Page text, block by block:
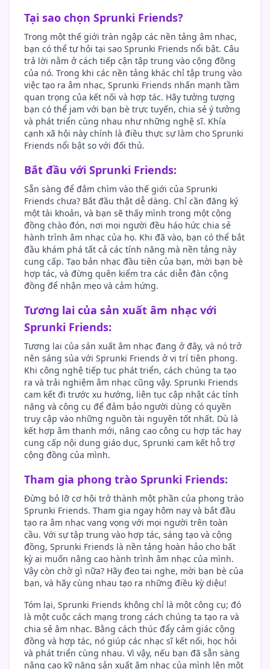
Tại sao chọn Sprunki Friends?
Trong một thế giới tràn ngập các nền tảng âm nhạc,
bạn có thể tự hỏi tại sao Sprunki Friends nổi bật. Câu
trả lời nằm ở cách tiếp cận tập trung vào cộng đồng
của nó. Trong khi các nền tảng khác chỉ tập trung vào
việc tạo ra âm nhạc, Sprunki Friends nhấn mạnh tầm
quan trọng của kết nối và hợp tác. Hãy tưởng tượng
bạn có thể jam với bạn bè trực tuyến, chia sẻ ý tưởng
và phát triển cùng nhau như những nghệ sĩ. Khía
cạnh xã hội này chính là điều thực sự làm cho Sprunki
Friends nổi bật so với đối thủ.
Bắt đầu với Sprunki Friends:
Sẵn sàng để đắm chìm vào thế giới của Sprunki
Friends chưa? Bắt đầu thật dễ dàng. Chỉ cần đăng ký
một tài khoản, và bạn sẽ thấy mình trong một cộng
đồng chào đón, nơi mọi người đều háo hức chia sẻ
hành trình âm nhạc của họ. Khi đã vào, bạn có thể bắt
đầu khám phá tất cả các tính năng mà nền tảng này
cung cấp. Tạo bản nhạc đầu tiên của bạn, mời bạn bè
hợp tác, và đừng quên kiểm tra các diễn đàn cộng
đồng để nhận mẹo và cảm hứng.
Tương lai của sản xuất âm nhạc với
Sprunki Friends:
Tương lai của sản xuất âm nhạc đang ở đây, và nó trở
nên sáng sủa với Sprunki Friends ở vị trí tiên phong.
Khi công nghệ tiếp tục phát triển, cách chúng ta tạo
ra và trải nghiệm âm nhạc cũng vậy. Sprunki Friends
cam kết đi trước xu hướng, liên tục cập nhật các tính
năng và công cụ để đảm bảo người dùng có quyền
truy cập vào những nguồn tài nguyên tốt nhất. Dù là
kết hợp âm thanh mới, nâng cao công cụ hợp tác hay
cung cấp nội dung giáo dục, Sprunki cam kết hỗ trợ
cộng đồng của mình.
Tham gia phong trào Sprunki Friends:
Đừng bỏ lỡ cơ hội trở thành một phần của phong trào
Sprunki Friends. Tham gia ngay hôm nay và bắt đầu
tạo ra âm nhạc vang vọng với mọi người trên toàn
cầu. Với sự tập trung vào hợp tác, sáng tạo và cộng
đồng, Sprunki Friends là nền tảng hoàn hảo cho bất
kỳ ai muốn nâng cao hành trình âm nhạc của mình.
Vậy còn chờ gì nữa? Hãy đeo tai nghe, mời bạn bè của
bạn, và hãy cùng nhau tạo ra những điều kỳ diệu!
Tóm lại, Sprunki Friends không chỉ là một công cụ; đó
là một cuộc cách mạng trong cách chúng ta tạo ra và
chia sẻ âm nhạc. Bằng cách thúc đẩy cảm giác cộng
đồng và hợp tác, nó giúp các nhạc sĩ kết nối, học hỏi
và phát triển cùng nhau. Vì vậy, nếu bạn đã sẵn sàng
nâng cao kỹ năng sản xuất âm nhạc của mình lên một